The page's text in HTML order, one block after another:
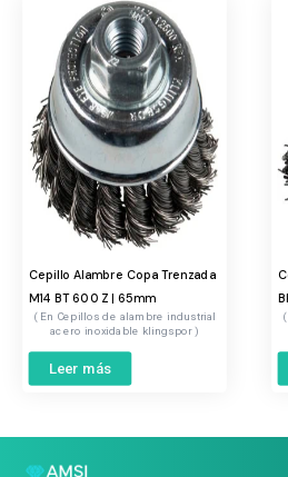
Cepillo Alambre Copa Trenzada
M14 BT 600 Z | 65mm
Cepillos de alambre industrial
acero inoxidable klingspor
Leer más